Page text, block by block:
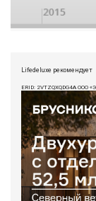
Lifedeluxe рекомендует
ERID: 2VTZQXQDG4A